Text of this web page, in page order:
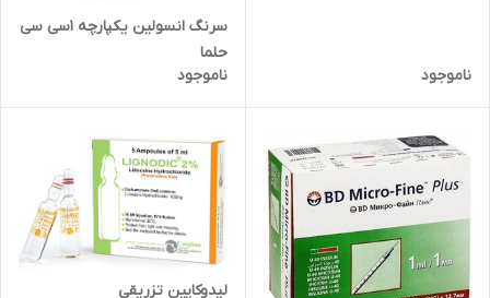
ناموجود
سرنگ انسولین یکپارچه 1سی سی
حلما
ناموجود
لیدوکایین تزریقی